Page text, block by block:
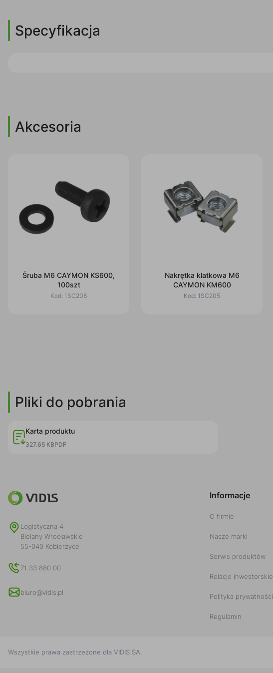
Specyfikacja
Akcesoria
Śruba M6 CAYMON KS600,
100szt
Kod: 1SC208
Nakrętka klatkowa M6
CAYMON KM600
Kod: 1SC205
Pliki do pobrania
Karta produktu
327.65 KBPDF
Logistyczna 4
Bielany Wrocławskie
55-040 Kobierzyce
71 33 880 00
biuro@vidis.pl
Informacje
O firmie
Nasze marki
Serwis produktów
Relacje inwestorskie
Polityka prywatności
Regulamin
Wszystkie prawa zastrzeżone dla VIDIS SA.